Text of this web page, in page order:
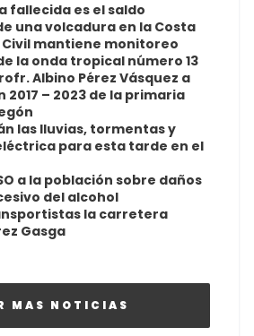
fallecida es el saldo
una volcadura en la Costa
mantiene monitoreo
la onda tropical número 13
Albino Pérez Vásquez a
2017 – 2023 de la primaria
las lluvias, tormentas y
para esta tarde en el
a la población sobre daños
del alcohol
la carretera
Gasga
MAS NOTICIAS